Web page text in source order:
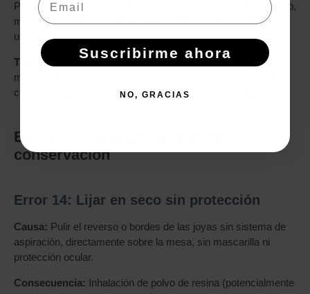
Para colecciones de
a juego,
mezcla cantidad suficiente de color para todas las piezas de
una vez.
Tip pro:
Haz muestras de color en un palito de madera o
molde pequeño antes de comprometer toda la mezcla. Los
colores pueden cambiar ligeramente durante el curado.
Errores de acabado, curado y
conservación
Error 14: Lijar en seco sin protección
Causa: Pulir el reverso o bordes de las joyas sin sistema de
aspiración, directamente sobre la mesa, sin mascarilla ni
protección ocular.
Consecuencia: Inhalación de polvo de resina (potencialmente
Suscribirme ahora
NO, GRACIAS